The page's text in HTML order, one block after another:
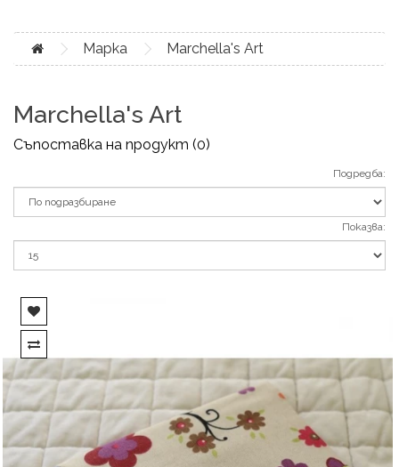
Марка Marchella's Art
Marchella's Art
Съпоставка на продукт (0)
Подредба:
Показва: